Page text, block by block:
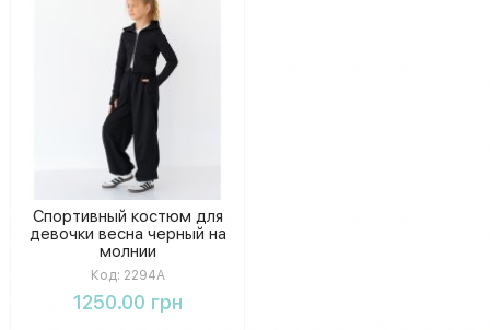
Спортивный костюм для
девочки весна черный на
молнии
Код: 2294A
1250.00 грн